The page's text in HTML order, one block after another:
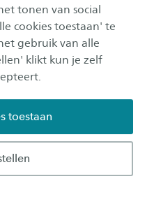
tonen van social
cookies toestaan' te
gebruik van alle
klikt kun je zelf
toestaan
over
een
over ‘de goede
de keuze voor een